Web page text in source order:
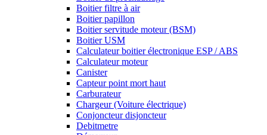
Boitier filtre à air
Boitier papillon
Boitier servitude moteur (BSM)
Boitier USM
Calculateur boitier électronique ESP / ABS
Calculateur moteur
Canister
Capteur point mort haut
Carburateur
Chargeur (Voiture électrique)
Conjoncteur disjoncteur
Debitmetre